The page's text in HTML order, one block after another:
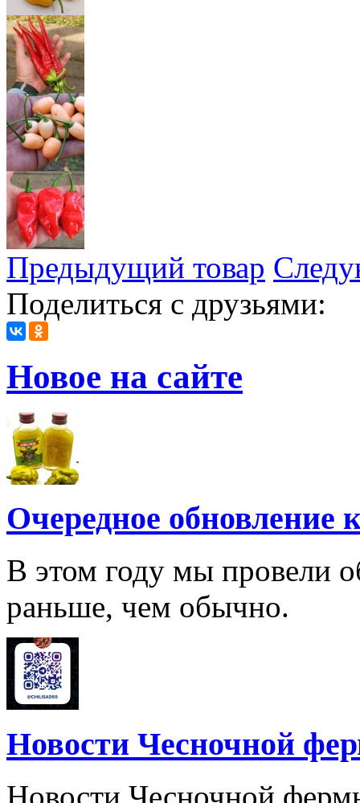
Предыдущий товар
Поделиться с друзьями:
Новое на сайте
Очередное обновление
В этом году мы провели
раньше, чем обычно.
Новости Чесночной
Новости Чесночной